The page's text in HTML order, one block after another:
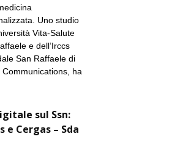
Uno studio
Vita-Salute
e dell’Irccs
San Raffaele di
ha
sul Ssn:
Cergas – Sda